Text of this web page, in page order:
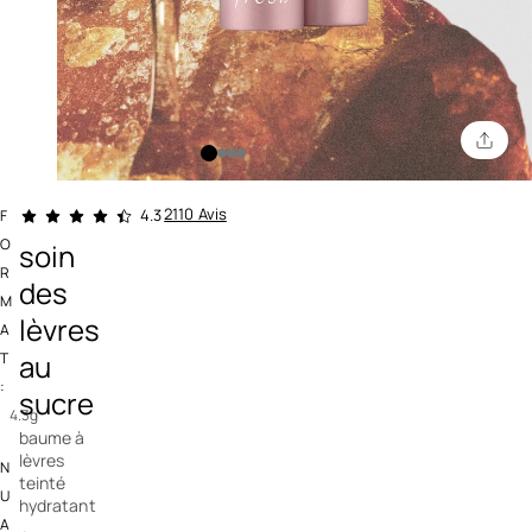
5 out of 5 Customer Rating
4.32110 Avis
soin
des
lèvres
au
sucre
baume à
lèvres
teinté
hydratant
F
O
R
M
A
T
:
4.3g
N
U
A